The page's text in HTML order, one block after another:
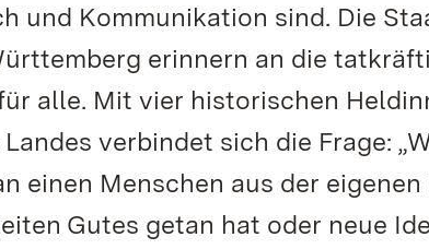
und Kommunikation sind. Die
erinnern an die
alle. Mit vier historischen
verbindet sich die Frage:
einen Menschen aus der
Gutes getan hat oder neue